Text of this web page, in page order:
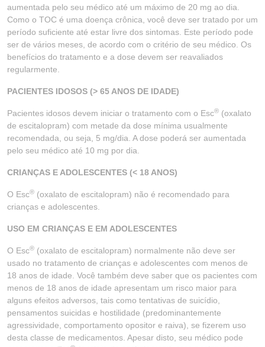
aumentada pelo seu médico até um máximo de 20 mg ao dia.
Como o TOC é uma doença crônica, você deve ser tratado por um
período suficiente até estar livre dos sintomas. Este período pode
ser de vários meses, de acordo com o critério de seu médico. Os
benefícios do tratamento e a dose devem ser reavaliados
regularmente.
PACIENTES IDOSOS (> 65 ANOS DE IDADE)
Pacientes idosos devem iniciar o tratamento com o Esc® (oxalato
de escitalopram) com metade da dose mínima usualmente
recomendada, ou seja, 5 mg/dia. A dose poderá ser aumentada
pelo seu médico até 10 mg por dia.
CRIANÇAS E ADOLESCENTES (< 18 ANOS)
O Esc® (oxalato de escitalopram) não é recomendado para
crianças e adolescentes.
USO EM CRIANÇAS E EM ADOLESCENTES
O Esc® (oxalato de escitalopram) normalmente não deve ser
usado no tratamento de crianças e adolescentes com menos de
18 anos de idade. Você também deve saber que os pacientes com
menos de 18 anos de idade apresentam um risco maior para
alguns efeitos adversos, tais como tentativas de suicídio,
pensamentos suicidas e hostilidade (predominantemente
agressividade, comportamento opositor e raiva), se fizerem uso
desta classe de medicamentos. Apesar disto, seu médico pode